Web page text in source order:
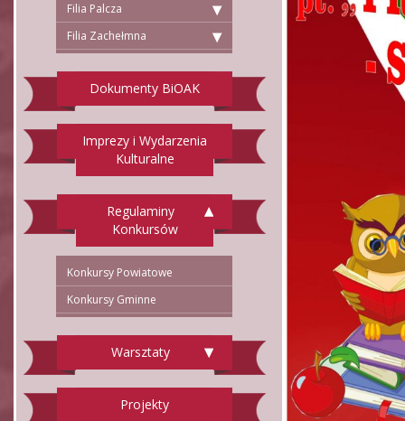
Filia Palcza
Filia Zachełmna
Dokumenty BiOAK
Imprezy i Wydarzenia
Kulturalne
Regulaminy
Konkursów
Konkursy Powiatowe
Konkursy Gminne
Warsztaty
Projekty